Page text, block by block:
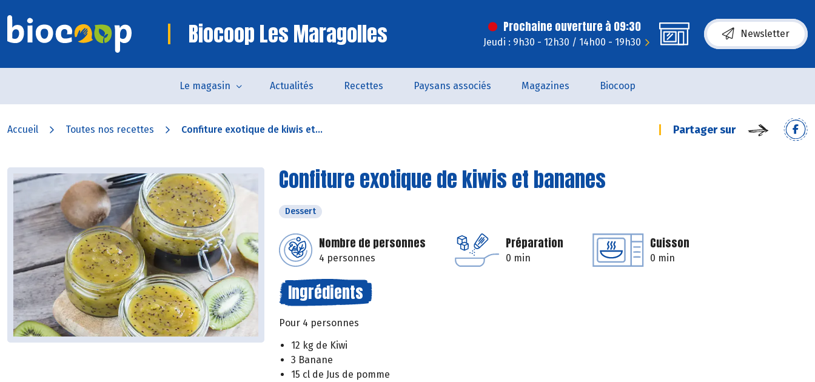
Biocoop Les Maragolles Prochaine ouverture à 09:30
Jeudi : 9h30 - 12h30 / 14h00 - 19h30
Newsletter
Le magasin Actualités Recettes Paysans associés Magazines Biocoop
Accueil Toutes nos recettes Confiture exotique de kiwis et... Partager sur
Confiture exotique de kiwis et bananes
Dessert
Nombre de personnes
4 personnes
Préparation
0 min
Cuisson
0 min
Ingrédients
Pour 4 personnes
12 kg de Kiwi
3 Banane
15 cl de Jus de pomme